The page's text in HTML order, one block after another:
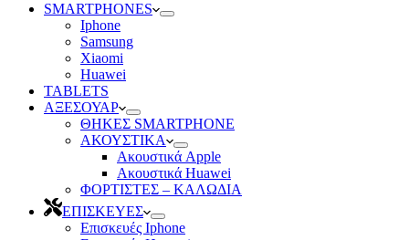
SMARTPHONES
Iphone
Samsung
Xiaomi
Huawei
TABLETS
ΑΞΕΣΟΥΑΡ
ΘΗΚΕΣ SMARTPHONE
ΑΚΟΥΣΤΙΚΑ
Ακουστικά Apple
Ακουστικά Huawei
ΦΟΡΤΙΣΤΕΣ – ΚΑΛΩΔΙΑ
ΕΠΙΣΚΕΥΕΣ
Επισκευές Iphone